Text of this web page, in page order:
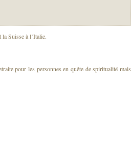
Suisse à l’Italie.
pour les personnes en quête de spiritualité mais